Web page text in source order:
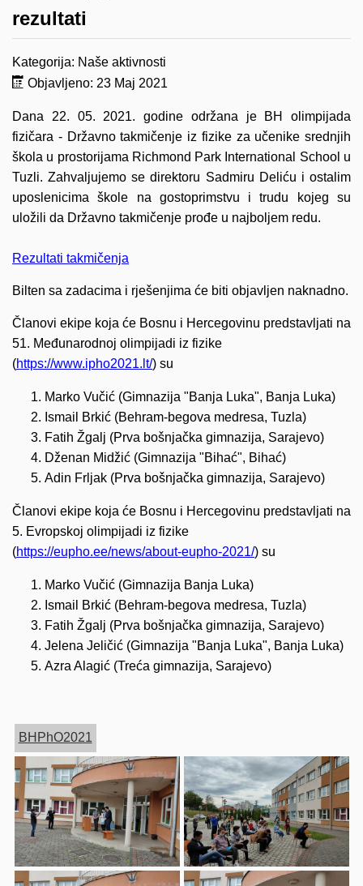
rezultati
Kategorija: Naše aktivnosti
Objavljeno: 23 Maj 2021
Dana 22. 05. 2021. godine održana je BH olimpijada
fizičara - Državno takmičenje iz fizike za učenike srednjih
škola u prostorijama Richmond Park International School u
Tuzli. Zahvaljujemo se direktoru Sadmiru Deliću i ostalim
uposlenicima škole na gostoprimstvu i trudu kojeg su
uložili da Državno takmičenje prođe u najboljem redu.
Rezultati takmičenja
Bilten sa zadacima i rješenjima će biti objavljen naknadno.
Članovi ekipe koja će Bosnu i Hercegovinu predstavljati na
51. Međunarodnoj olimpijadi iz fizike
(https://www.ipho2021.lt/) su
Marko Vučić (Gimnazija "Banja Luka", Banja Luka)
Ismail Brkić (Behram-begova medresa, Tuzla)
Fatih Žgalj (Prva bošnjačka gimnazija, Sarajevo)
Dženan Midžić (Gimnazija "Bihać", Bihać)
Adin Frljak (Prva bošnjačka gimnazija, Sarajevo)
Članovi ekipe koja će Bosnu i Hercegovinu predstavljati na
5. Evropskoj olimpijadi iz fizike
(https://eupho.ee/news/about-eupho-2021/) su
Marko Vučić (Gimnazija Banja Luka)
Ismail Brkić (Behram-begova medresa, Tuzla)
Fatih Žgalj (Prva bošnjačka gimnazija, Sarajevo)
Jelena Jeličić (Gimnazija "Banja Luka", Banja Luka)
Azra Alagić (Treća gimnazija, Sarajevo)
BHPhO2021